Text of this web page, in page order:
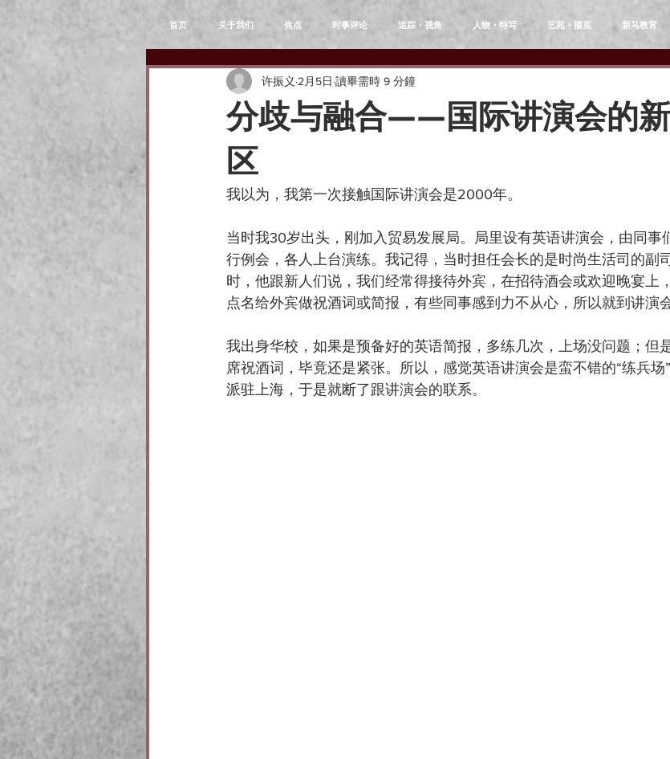
首页 关于我们 焦点 时事评论 追踪・视角 人物・特写 艺苑・掇英 新马教育
分歧与融合——国际讲演会的
区
许振义 2月5日 讀畢需時 9 分鐘
我以为，我第一次接触国际讲演会是2000年。
当时我30岁出头，刚加入贸易发展局。局里设有英语讲演会，由同事
行例会，各人上台演练。我记得，当时担任会长的是时尚生活司的副
时，他跟新人们说，我们经常得接待外宾，在招待酒会或欢迎晚宴上
点名给外宾做祝酒词或简报，有些同事感到力不从心，所以就到讲演
我出身华校，如果是预备好的英语简报，多练几次，上场没问题；但
席祝酒词，毕竟还是紧张。所以，感觉英语讲演会是蛮不错的“练兵
派驻上海，于是就断了跟讲演会的联系。